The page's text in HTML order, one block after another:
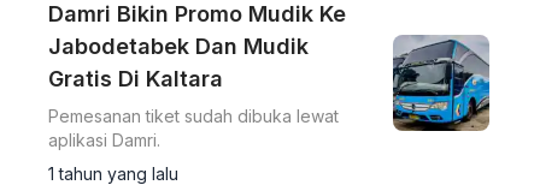
Damri Bikin Promo Mudik Ke
Jabodetabek Dan Mudik
Gratis Di Kaltara
Pemesanan tiket sudah dibuka lewat
aplikasi Damri.
1 tahun yang lalu